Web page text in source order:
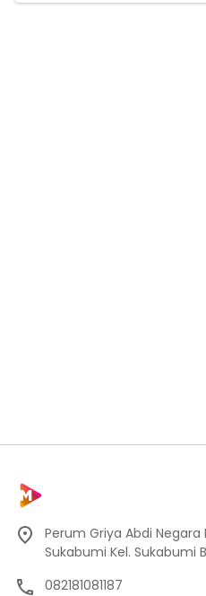
Perum Griya Abdi Negara
Sukabumi Kel. Sukabumi
082181081187